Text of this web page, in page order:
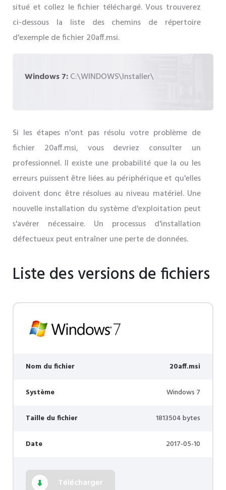
situé et collez le fichier téléchargé. Vous trouverez
ci-dessous la liste des chemins de répertoire
d'exemple de fichier 20aff.msi.
Windows 7:C:\WINDOWS\Installer\
Si les étapes n'ont pas résolu votre problème de
fichier 20aff.msi, vous devriez consulter un
professionnel. Il existe une probabilité que la ou les
erreurs puissent être liées au périphérique et qu'elles
doivent donc être résolues au niveau matériel. Une
nouvelle installation du système d'exploitation peut
s'avérer nécessaire. Un processus d'installation
défectueux peut entraîner une perte de données.
Liste des versions de fichiers
Nom du fichier 20aff.msi
Système Windows 7
Taille du fichier 1813504 bytes
Date 2017-05-10
Télécharger